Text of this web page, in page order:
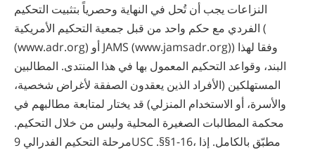
النزاعات يجب أن تُحل في النهاية وحصرياً بتثبيت التحكيم
الفردي مع حكم واحد من قبل جمعية التحكيم الأمريكية (
(www.adr.org) أو JAMS (www.jamsadr.org)) وفقا لهذا
البند، وقواعد التحكيم المعمول بها في هذا المنتدى. المطالبين
المستهلكين (الأفراد الذين يعقدون الصفقة لأغراض شخصية،
والأسرة، أو الاستخدام المنزلي) قد يختار لمتابعة مطالبهم في
محكمة المطالبات الصغيرة المحلية وليس من خلال التحكيم.
مرحلة التحكيم الفدرالي 9USC .§§1-16، مطبّق بالكامل. إذا